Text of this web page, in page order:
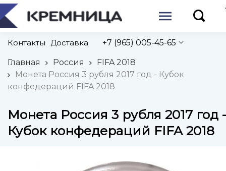
Контакты Доставка +7 (965) 005-45-65
Главная Россия
FIFA 2018
Монета Россия 3 рубля 2017 год - Кубок
конфедераций FIFA 2018
Монета Россия 3 рубля 2017 год
Кубок конфедераций FIFA 2018